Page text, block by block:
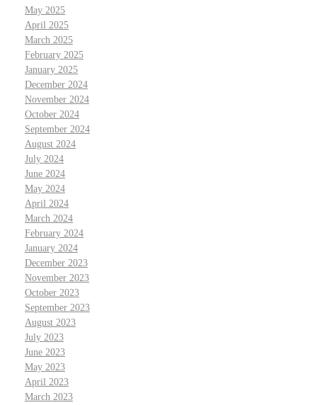
May 2025
April 2025
March 2025
February 2025
January 2025
December 2024
November 2024
October 2024
September 2024
August 2024
July 2024
June 2024
May 2024
April 2024
March 2024
February 2024
January 2024
December 2023
November 2023
October 2023
September 2023
August 2023
July 2023
June 2023
May 2023
April 2023
March 2023